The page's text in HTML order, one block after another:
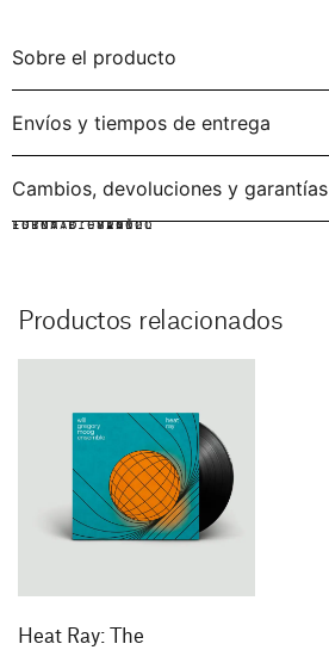
Sobre el producto
Envíos y tiempos de entrega
Cambios, devoluciones y garantías
IDIOMA:ESPAÑOL
FORMATO:VINILO
ISBN: BIOMA002
Productos relacionados
Heat Ray: The